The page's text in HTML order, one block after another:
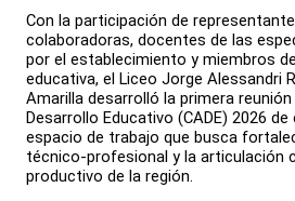
Con la participación de
colaboradoras, docentes de las
por el establecimiento y miembros
educativa, el Liceo Jorge Alessandri
Amarilla desarrolló la primera
Desarrollo Educativo (CADE) 2026
espacio de trabajo que busca
técnico-profesional y la articulación
productivo de la región.